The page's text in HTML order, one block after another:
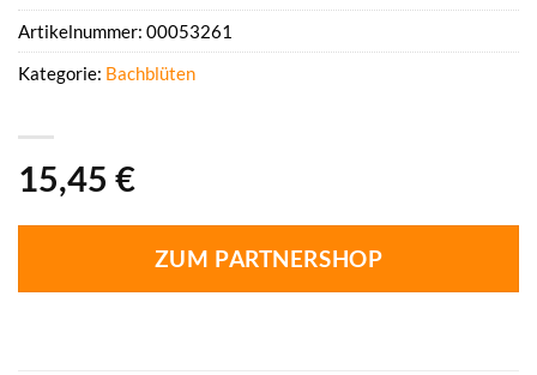
15,45 €
ZUM PARTNERSHOP
Artikelnummer: 00053261
Kategorie: Bachblüten